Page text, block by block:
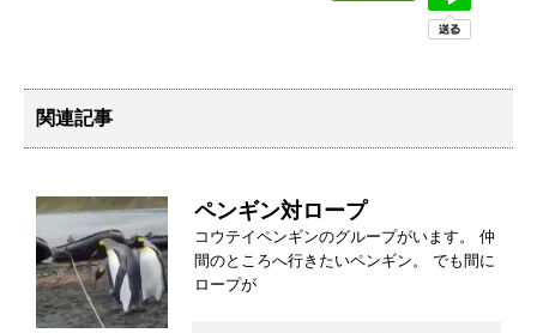
関連記事
ペンギン対ロープ
コウテイペンギンのグループがいます。 仲
間のところへ行きたいペンギン。 でも間に
ロープが